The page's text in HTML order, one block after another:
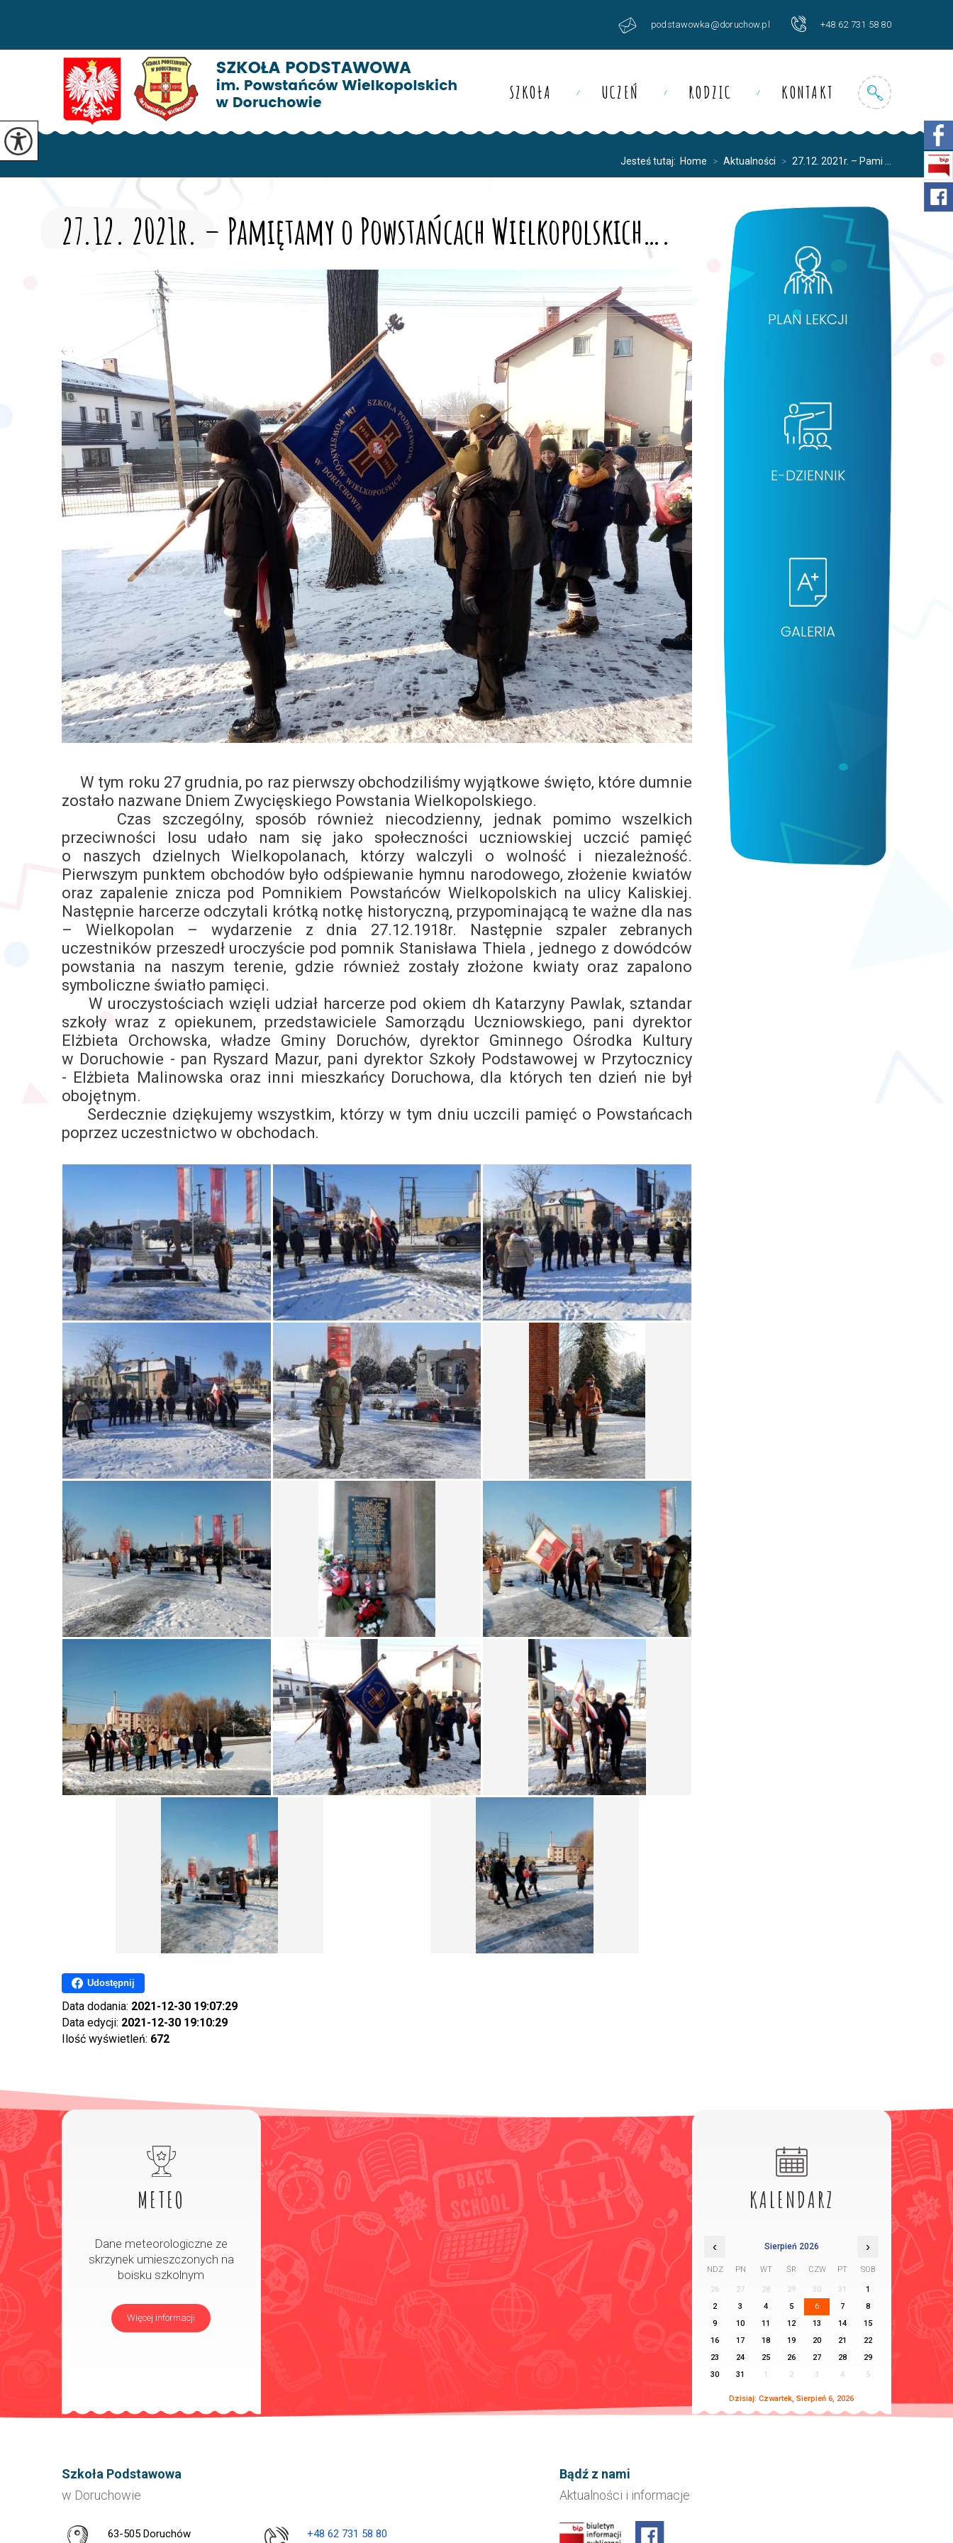
podstawowka@doruchow.pl +48 62 731 58 80
SZKOŁA UCZEŃ RODZIC KONTAKT
Jesteś tutaj: Home > Aktualności > 27.12. 2021r. – Pami ...
27.12. 2021r. – Pamiętamy o Powstańcach Wielkopolskich….
W tym roku 27 grudnia, po raz pierwszy obchodziliśmy wyjątkowe święto, które dumnie
zostało nazwane Dniem Zwycięskiego Powstania Wielkopolskiego.
Czas szczególny, sposób również niecodzienny, jednak pomimo wszelkich
przeciwności losu udało nam się jako społeczności uczniowskiej uczcić pamięć
o naszych dzielnych Wielkopolanach, którzy walczyli o wolność i niezależność.
Pierwszym punktem obchodów było odśpiewanie hymnu narodowego, złożenie kwiatów
oraz zapalenie znicza pod Pomnikiem Powstańców Wielkopolskich na ulicy Kaliskiej.
Następnie harcerze odczytali krótką notkę historyczną, przypominającą te ważne dla nas
– Wielkopolan – wydarzenie z dnia 27.12.1918r. Następnie szpaler zebranych
uczestników przeszedł uroczyście pod pomnik Stanisława Thiela , jednego z dowódców
powstania na naszym terenie, gdzie również zostały złożone kwiaty oraz zapalono
symboliczne światło pamięci.
W uroczystościach wzięli udział harcerze pod okiem dh Katarzyny Pawlak, sztandar
szkoły wraz z opiekunem, przedstawiciele Samorządu Uczniowskiego, pani dyrektor
Elżbieta Orchowska, władze Gminy Doruchów, dyrektor Gminnego Ośrodka Kultury
w Doruchowie - pan Ryszard Mazur, pani dyrektor Szkoły Podstawowej w Przytocznicy
- Elżbieta Malinowska oraz inni mieszkańcy Doruchowa, dla których ten dzień nie był
obojętnym.
Serdecznie dziękujemy wszystkim, którzy w tym dniu uczcili pamięć o Powstańcach
poprzez uczestnictwo w obchodach.
Udostępnij
Data dodania: 2021-12-30 19:07:29
Data edycji: 2021-12-30 19:10:29
Ilość wyświetleń: 672
PLAN LEKCJI
E-DZIENNIK
GALERIA
METEO
Dane meteorologiczne ze
skrzynek umieszczonych na
boisku szkolnym
Więcej informacji
KALENDARZ
‹ Sierpień 2026 ›
NDZ PN WT ŚR CZW PT SOB
26 27 28 29 30 31
1
2
3 4 5 6 7
8
9
10 11 12 13 14
15
16
17 18 19 20 21
22
23
24 25 26 27 28
29
30
31 1 2 3 4 5
Dzisiaj: Czwartek, Sierpień 6, 2026
Szkoła Podstawowa
w Doruchowie
Adres pocztowy:
63-505 Doruchów
+48 62 731 58 80
Bądź z nami
Aktualności i informacje